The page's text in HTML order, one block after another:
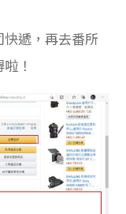
遞，再去番所
！